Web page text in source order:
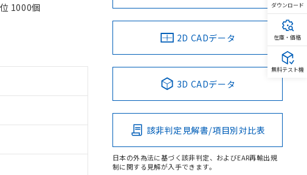
1000個
2D CADデータ
3D CADデータ
該非判定見解書/項目別対比表
日本の外為法に基づく該非判定、およびEAR再輸出規
制に関する見解が入手できます。
ダウンロード
在庫・価格
無料テスト機